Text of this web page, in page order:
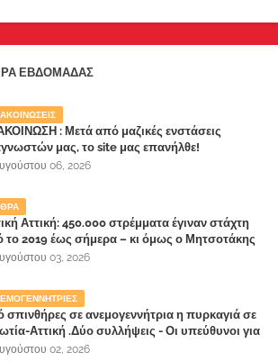
ΕΒΔΟΜΆΔΑΣ
: Μετά από μαζικές ενστάσεις
μας, το site μας επανήλθε!
06, 2026
Αττική: 450.000 στρέμματα έγιναν στάχτη
το 2019 έως σήμερα – κι όμως ο Μητσοτάκης
40% και 45% στις εκλογές του 2023,ενώ 50%
03, 2026
σπινθήρες σε ανεμογεννήτρια η πυρκαγιά σε
Αττική .Δύο συλλήψεις - Οι υπεύθυνοι για
διαχείριση της κατάσβεσης θα
02, 2026